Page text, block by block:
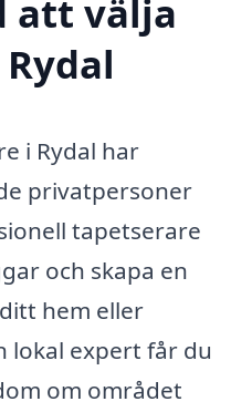
att välja
i Rydal har
privatpersoner
tapetserare
och skapa en
hem eller
lokal expert får du
om området